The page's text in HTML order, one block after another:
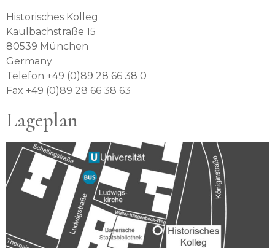
Historisches Kolleg
Kaulbachstraße 15
80539 München
Germany
Telefon +49 (0)89 28 66 38 0
Fax +49 (0)89 28 66 38 63
Lageplan